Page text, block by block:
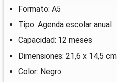
Formato: A5
Tipo: Agenda escolar anual
Capacidad: 12 meses
Dimensiones: 21,6 x 14,5 cm
Color: Negro